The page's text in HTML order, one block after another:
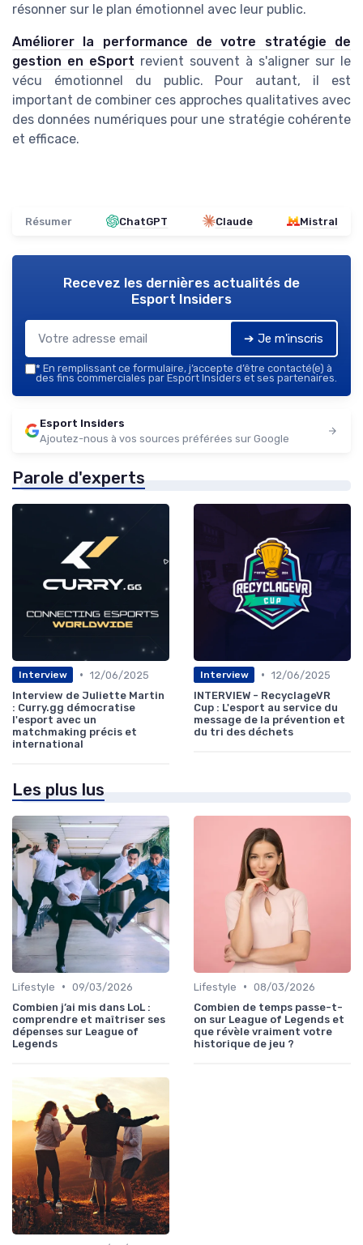
résonner sur le plan émotionnel avec leur public.
Améliorer la performance de votre stratégie de
gestion en eSport revient souvent à s'aligner sur le
vécu émotionnel du public. Pour autant, il est
important de combiner ces approches qualitatives avec
des données numériques pour une stratégie cohérente
et efficace.
Résumer ChatGPT Claude Mistral
Recevez les dernières actualités de
Esport Insiders
➔ Je m'inscris
* En remplissant ce formulaire, j’accepte d’être contacté(e) à
des fins commerciales par Esport Insiders et ses partenaires.
Esport Insiders
Ajoutez-nous à vos sources préférées sur Google
Parole d'experts
Interview • 12/06/2025
Interview de Juliette Martin
: Curry.gg démocratise
l'esport avec un
matchmaking précis et
international
Interview • 12/06/2025
INTERVIEW - RecyclageVR
Cup : L'esport au service du
message de la prévention et
du tri des déchets
Les plus lus
Lifestyle • 09/03/2026
Combien j’ai mis dans LoL :
comprendre et maîtriser ses
dépenses sur League of
Legends
Lifestyle • 08/03/2026
Combien de temps passe-t-
on sur League of Legends et
que révèle vraiment votre
historique de jeu ?